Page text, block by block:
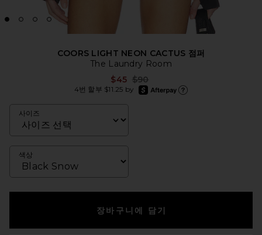
COORS LIGHT NEON CACTUS 점퍼
The Laundry Room
$45 Previous price:
$90
4번 할부 $11.25 by
afterpay
사이즈
색상
장바구니에 담기